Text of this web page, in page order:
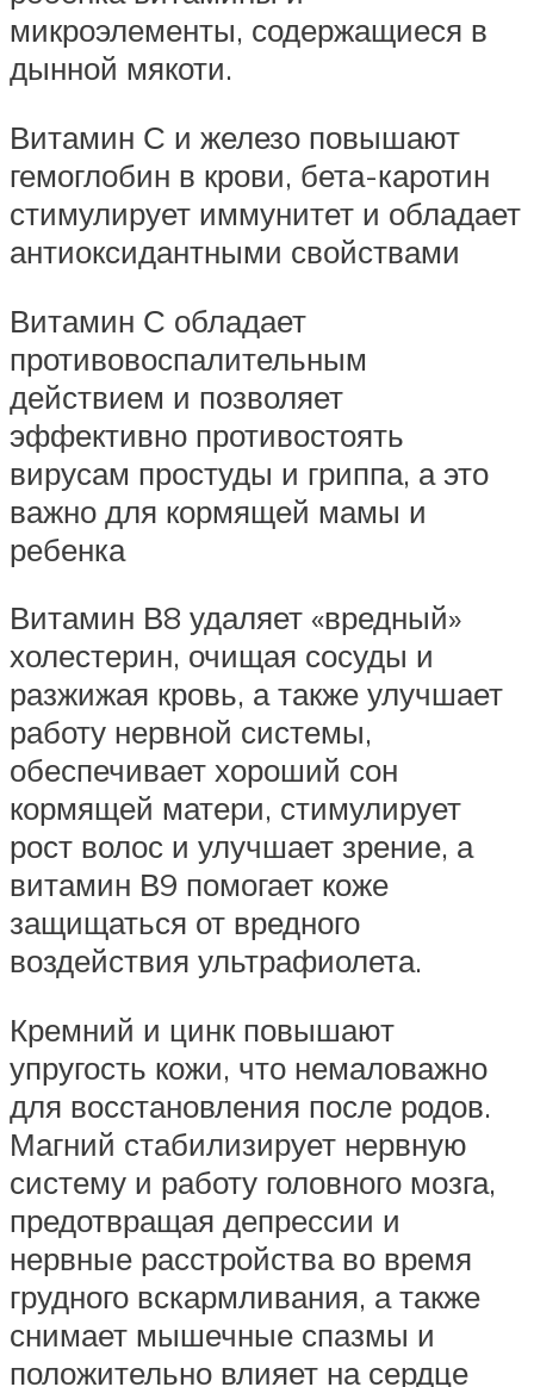
микроэлементы, содержащиеся в
дынной мякоти.
Витамин С и железо повышают
гемоглобин в крови, бета-каротин
стимулирует иммунитет и обладает
антиоксидантными свойствами
Витамин С обладает
противовоспалительным
действием и позволяет
эффективно противостоять
вирусам простуды и гриппа, а это
важно для кормящей мамы и
ребенка
Витамин В8 удаляет «вредный»
холестерин, очищая сосуды и
разжижая кровь, а также улучшает
работу нервной системы,
обеспечивает хороший сон
кормящей матери, стимулирует
рост волос и улучшает зрение, а
витамин В9 помогает коже
защищаться от вредного
воздействия ультрафиолета.
Кремний и цинк повышают
упругость кожи, что немаловажно
для восстановления после родов.
Магний стабилизирует нервную
систему и работу головного мозга,
предотвращая депрессии и
нервные расстройства во время
грудного вскармливания, а также
снимает мышечные спазмы и
положительно влияет на сердце